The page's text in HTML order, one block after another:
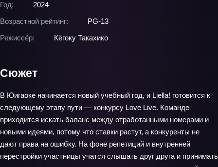
Год:
2024
Возрастной рейтинг:
PG-13
Режиссёр:
Кёгоку Такахико
Сюжет
В Юигаоке начинается новый учебный год, и Liella! готовится к
следующему этапу пути — конкурсу Love Live. Команде
приходится искать баланс между отработанными номерами и
новыми идеями, потому что ставки растут, а конкуренты не
дают права на ошибку. На фоне репетиций и внутренней
перестройки участницы учатся слышать друг друга и принимать